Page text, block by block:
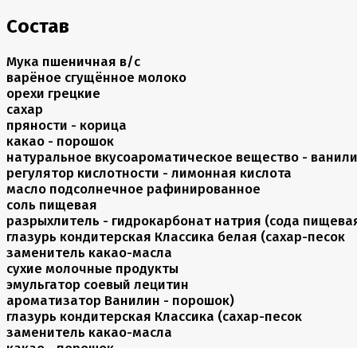
Состав
Мука пшеничная в/с
варёное сгущённое молоко
орехи грецкие
сахар
пряности - корица
какао - порошок
натуральное вкусоароматическое вещество -
регулятор кислотности - лимонная кислота
масло подсолнечное рафинированное
соль пищевая
разрыхлитель - гидрокарбонат натрия (сода
глазурь кондитерская Классика белая (сахар-песок
заменитель какао-масла
сухие молочные продукты
эмульгатор соевый лецитин
ароматизатор Ванилин - порошок)
глазурь кондитерская Классика (сахар-песок
заменитель какао-масла